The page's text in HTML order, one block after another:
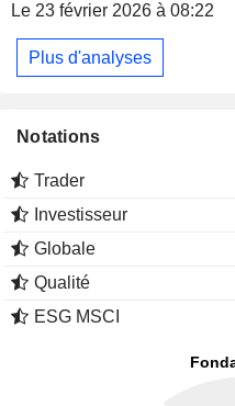
Le 23 février 2026 à 08:22
Plus d'analyses
Notations
Trader
Investisseur
Globale
Qualité
ESG MSCI